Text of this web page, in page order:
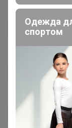
Одежда
спортом